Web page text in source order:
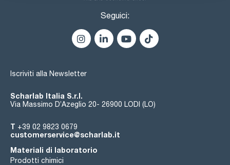
Seguici:
Iscriviti alla Newsletter
Scharlab Italia S.r.l.
Via Massimo D’Azeglio 20- 26900 LODI (LO)
T +39 02 9823 0679
customerservice@scharlab.it
Materiali di laboratorio
Prodotti chimici